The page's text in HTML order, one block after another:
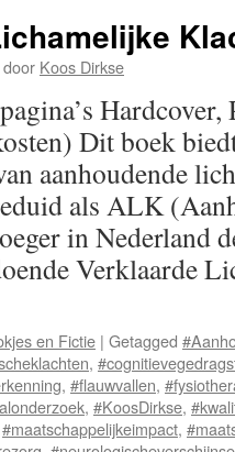
door Koos Dirkse
Dit boek
aanhoudende
als ALK
in Nederland
Verklaarde
en Fictie | Getagged
,
, #flauwvallen,
, #KoosDirkse,
#maatschappelijkeimpact,